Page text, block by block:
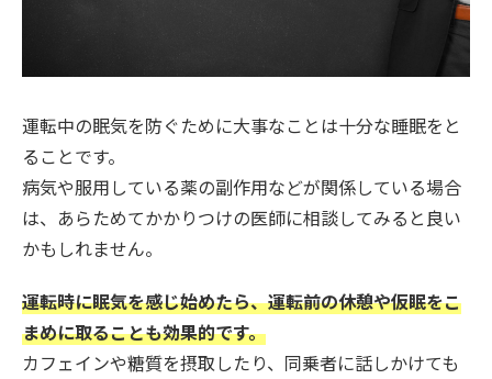
運転中の眠気を防ぐために大事なことは十分な睡眠をと
ることです。
病気や服用している薬の副作用などが関係している場合
は、あらためてかかりつけの医師に相談してみると良い
かもしれません。
運転時に眠気を感じ始めたら、運転前の休憩や仮眠をこ
まめに取ることも効果的です。
カフェインや糖質を摂取したり、同乗者に話しかけても